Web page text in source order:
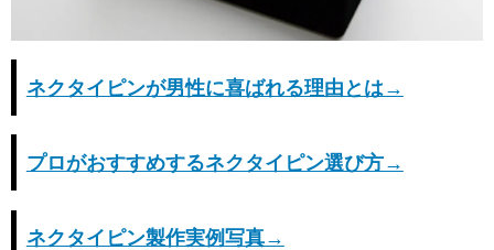
ネクタイピンが男性に喜ばれる理由とは→
プロがおすすめするネクタイピン選び方→
ネクタイピン製作実例写真→